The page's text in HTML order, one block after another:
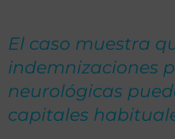
El caso muestra
indemnizaciones
neurológicas
capitales